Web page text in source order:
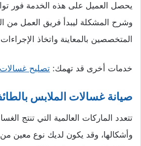
يحصل العميل على هذه الخدمة فور
وشرح المشكلة ليبدأ فريق العمل من
المتخصصين بالمعاينة واتخاذ الإجراءات
خدمات أخرى قد تهمك: تصليح
صيانة غسالات الملابس
تتعدد الماركات العالمية التي تنتج
وأشكالها، وقد يكون لديك نوع معين من